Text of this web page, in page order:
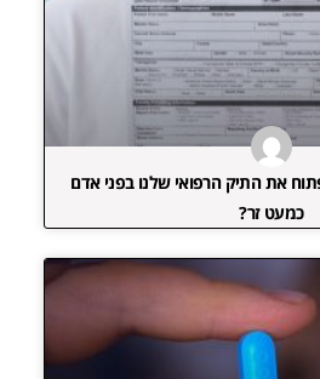
את התיק הרפואי שלנו בפני אדם
כמעט זר?